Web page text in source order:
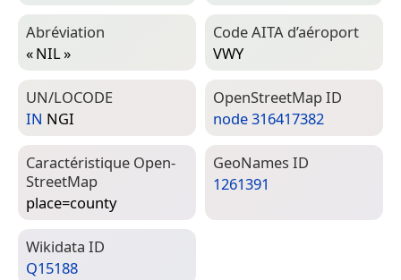
Abréviation
« NIL »
Code AITA d’aéroport
VWY
UN/LOCODE
IN NGI
Open­Street­Map ID
node 316417382
Caractéristique Open­
Street­Map
place=­county
Geo­Names ID
1261391
Wiki­data ID
Q15188